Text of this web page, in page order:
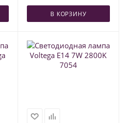
В КОРЗИНУ